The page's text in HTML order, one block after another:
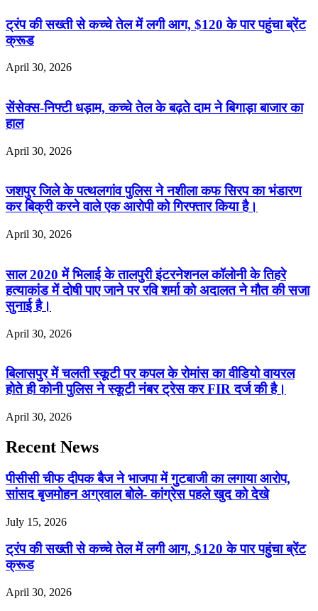
ट्रंप की सख्ती से कच्चे तेल में लगी आग, $120 के पार पहुंचा ब्रेंट
क्रूड
April 30, 2026
सेंसेक्स-निफ्टी धड़ाम, कच्चे तेल के बढ़ते दाम ने बिगाड़ा बाजार का
हाल
April 30, 2026
जशपुर जिले के पत्थलगांव पुलिस ने नशीला कफ सिरप का भंडारण
कर बिक्री करने वाले एक आरोपी को गिरफ्तार किया है।
April 30, 2026
साल 2020 में भिलाई के तालपुरी इंटरनेशनल कॉलोनी के तिहरे
हत्याकांड में दोषी पाए जाने पर रवि शर्मा को अदालत ने मौत की सजा
सुनाई है।
April 30, 2026
बिलासपुर में चलती स्कूटी पर कपल के रोमांस का वीडियो वायरल
होते ही कोनी पुलिस ने स्कूटी नंबर ट्रेस कर FIR दर्ज की है।
April 30, 2026
Recent News
पीसीसी चीफ दीपक बैज ने भाजपा में गुटबाजी का लगाया आरोप,
सांसद बृजमोहन अग्रवाल बोले- कांग्रेस पहले खुद को देखे
July 15, 2026
ट्रंप की सख्ती से कच्चे तेल में लगी आग, $120 के पार पहुंचा ब्रेंट
क्रूड
April 30, 2026